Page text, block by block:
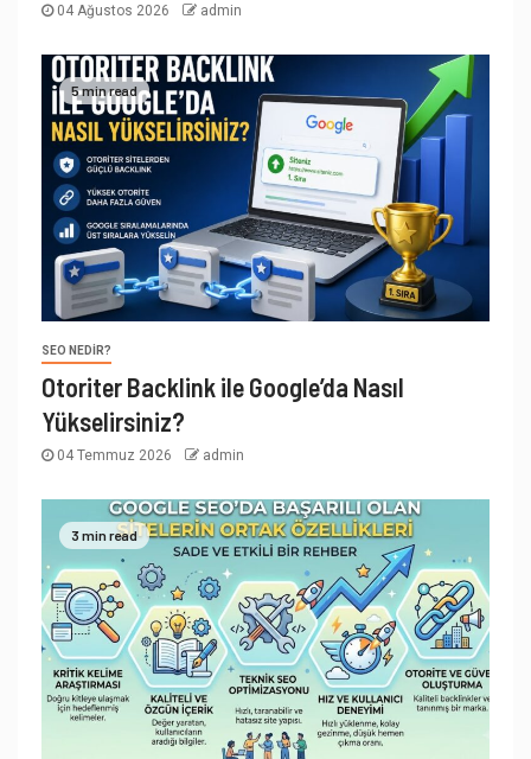
04 Ağustos 2026 admin
5 min read
SEO NEDIR?
Otoriter Backlink ile Google’da Nasıl
Yükselirsiniz?
04 Temmuz 2026 admin
3 min read